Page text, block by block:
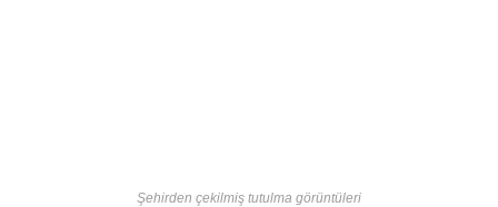
Şehirden çekilmiş tutulma görüntüleri